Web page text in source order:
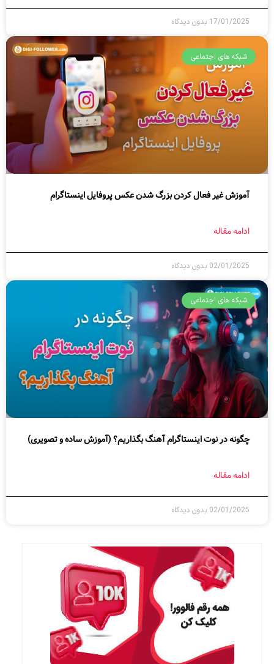
17/01/2025 بدون دیدگاه
شبکه های اجتماعی
آموزش غیر فعال کردن بزرگ شدن عکس پروفایل اینستاگرام
ادامه مقاله
02/01/2025 بدون دیدگاه
شبکه های اجتماعی
چگونه در نوت اینستاگرام آهنگ بگذاریم؟ (آموزش ساده و تصویری)
ادامه مقاله
02/01/2025 بدون دیدگاه